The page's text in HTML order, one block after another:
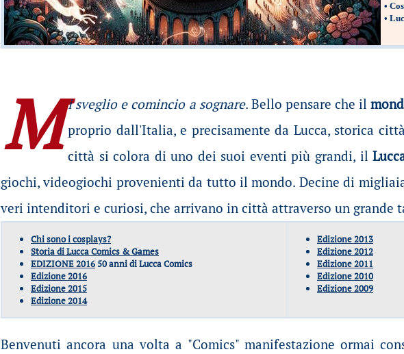
•
•
M i sveglio e comincio a sognare. Bello pensare che il
proprio dall'Italia, e precisamente da Lucca, storica
città si colora di uno dei suoi eventi più grandi, il
giochi, videogiochi provenienti da tutto il mondo. Decine di
veri intenditori e curiosi, che arrivano in città attraverso un grande
Chi sono i cosplays?
Storia di Lucca Comics & Games
EDIZIONE 201650 anni di Lucca Comics
Edizione 2016
Edizione 2015
Edizione 2014
Edizione 2013
Edizione 2012
Edizione 2011
Edizione 2010
Edizione 2009
Benvenuti ancora una volta a "Comics" manifestazione ormai